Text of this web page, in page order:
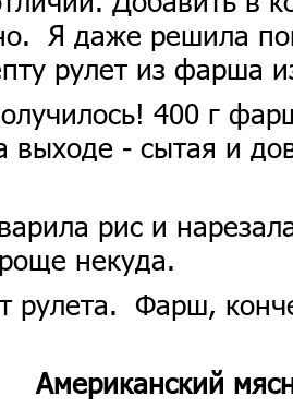
Я даже решила
рулет из фарша
400 г
выходе - сытая и
рис и
некуда.
рулета. Фарш,
Американский